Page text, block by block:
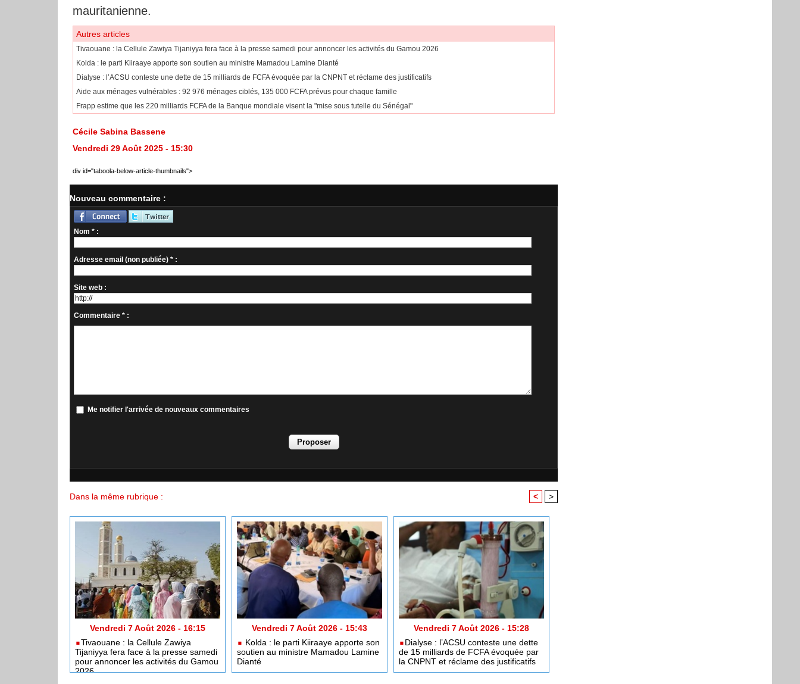
mauritanienne.
Autres articles
​Tivaouane : la Cellule Zawiya Tijaniyya fera face à la presse samedi pour annoncer les activités du Gamou 2026
Kolda : le parti Kiiraaye apporte son soutien au ministre Mamadou Lamine Dianté
​Dialyse : l’ACSU conteste une dette de 15 milliards de FCFA évoquée par la CNPNT et réclame des justificatifs
​Aide aux ménages vulnérables : 92 976 ménages ciblés, 135 000 FCFA prévus pour chaque famille
Frapp estime que les 220 milliards FCFA de la Banque mondiale visent la "mise sous tutelle du Sénégal"
Cécile Sabina Bassene
Vendredi 29 Août 2025 - 15:30
div id="taboola-below-article-thumbnails">
Nouveau commentaire :
Nom * :
Adresse email (non publiée) * :
Site web :
Commentaire * :
Me notifier l'arrivée de nouveaux commentaires
Dans la même rubrique : < >
Vendredi 7 Août 2026 - 16:15
​Tivaouane : la Cellule Zawiya
Tijaniyya fera face à la presse samedi
pour annoncer les activités du Gamou
2026
Vendredi 7 Août 2026 - 15:43
Kolda : le parti Kiiraaye apporte son
soutien au ministre Mamadou Lamine
Dianté
Vendredi 7 Août 2026 - 15:28
​Dialyse : l’ACSU conteste une dette
de 15 milliards de FCFA évoquée par
la CNPNT et réclame des justificatifs